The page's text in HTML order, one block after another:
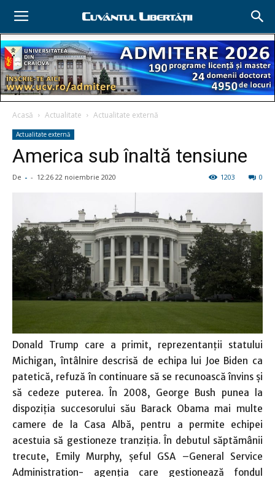
Acasă Actualitate Actualitate externă
Actualitate externă
America sub înaltă tensiune
De - - 12:26 22 noiembrie 2020 0
1203
Donald Trump care a primit, reprezentanţii statului
Michigan, întâlnire descrisă de echipa lui Joe Biden ca
patetică, refuză în continuare să se recunoască învins şi
să cedeze puterea. În 2008, George Bush punea la
dispoziţia succesorului său Barack Obama mai multe
camere de la Casa Albă, pentru a permite echipei
acestuia să gestioneze tranziţia. În debutul săptămânii
trecute, Emily Murphy, şeful GSA –General Service
Administration- agenţia care gestionează fondul